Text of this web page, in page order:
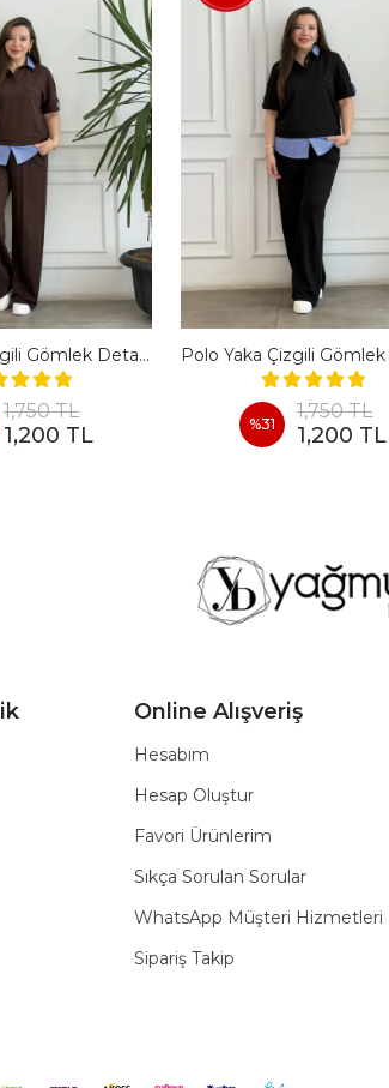
Polo Yaka Çizgili Gömlek Detaylı Kısa Kollu Takım - KAHVERENGI
1,750 TL
1,200 TL %31
1,750 TL
1,200 TL
Online Alışveriş
Hesabım
Hesap Oluştur
Favori Ürünlerim
Sıkça Sorulan Sorular
WhatsApp Müşteri Hizmetleri
Sipariş Takip